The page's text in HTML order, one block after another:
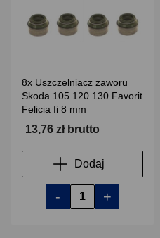
8x Uszczelniacz zaworu
Skoda 105 120 130 Favorit
Felicia fi 8 mm
13,76 zł brutto
Dodaj
- +